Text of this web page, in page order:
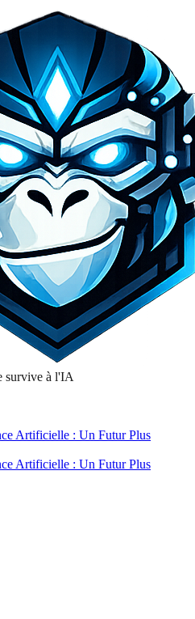
survive à l'IA
Artificielle : Un Futur Plus
Artificielle : Un Futur Plus